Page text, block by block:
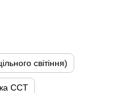
світіння)
CCT